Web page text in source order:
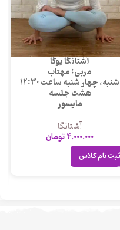
آشتانگا یوگا
مربی: مهتاب
شنبه، چهار شنبه ساعت 12:30
هشت جلسه
مایسور
آشتانگا
4.000.000تومان
ثبت نام کلاس